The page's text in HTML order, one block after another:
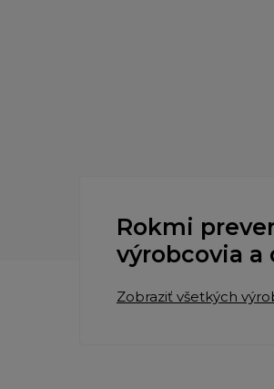
Rokmi
výrobcovia a
Zobraziť všetkých